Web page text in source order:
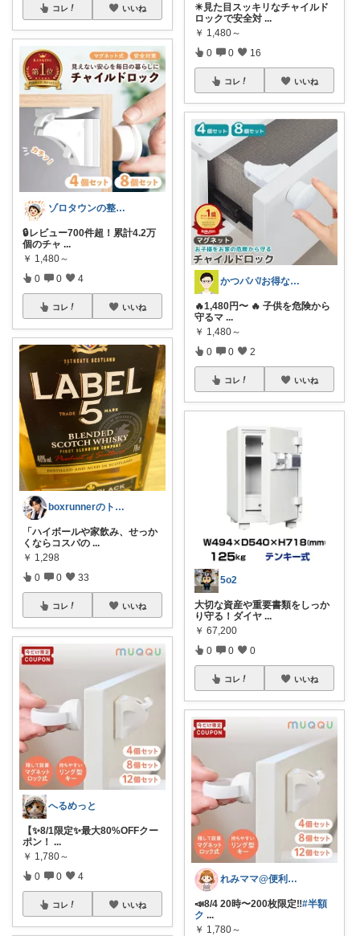
コレ いいね
ゾロタウンの整った暮らし🏠
🔒レビュー700件超！累計4.2万
個のチャ ...
￥ 1,480～
0 0 4
コレ いいね
boxrunnerのトレーニングルーム
「ハイボールや家飲み、せっか
くならコスパの ...
￥ 1,298
0 0 33
コレ いいね
へるめっと
【✨8/1限定✨最大80%OFFクー
ポン！ ...
￥ 1,780～
0 0 4
コレ いいね
☀見た目スッキリなチャイルド
ロックで安全対 ...
￥ 1,480～
0 0 16
コレ いいね
かつパパ/お得な子供服、育児商品の紹介✨
🔥1,480円〜 🔥 子供を危険から
守るマ ...
￥ 1,480～
0 0 2
コレ いいね
5o2
大切な資産や重要書類をしっか
り守る！ダイヤ ...
￥ 67,200
0 0 0
コレ いいね
れみママ@便利雑貨¸¸kids
📣8/4 20時〜200枚限定‼️#半額
ク ...
￥ 1,780～